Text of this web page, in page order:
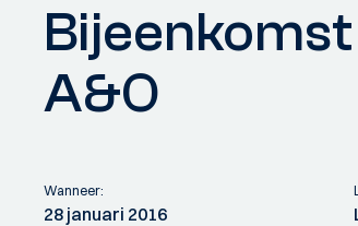
A&O
Wanneer:
28 januari 2016